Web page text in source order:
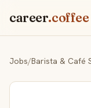
career.coffee
Jobs/Barista & Café